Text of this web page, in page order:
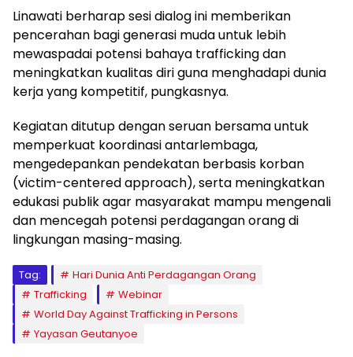
Linawati berharap sesi dialog ini memberikan
pencerahan bagi generasi muda untuk lebih
mewaspadai potensi bahaya trafficking dan
meningkatkan kualitas diri guna menghadapi dunia
kerja yang kompetitif, pungkasnya.
Kegiatan ditutup dengan seruan bersama untuk
memperkuat koordinasi antarlembaga,
mengedepankan pendekatan berbasis korban
(victim-centered approach), serta meningkatkan
edukasi publik agar masyarakat mampu mengenali
dan mencegah potensi perdagangan orang di
lingkungan masing-masing.
Tag:
Hari Dunia Anti Perdagangan Orang
Trafficking
Webinar
World Day Against Trafficking in Persons
Yayasan Geutanyoe